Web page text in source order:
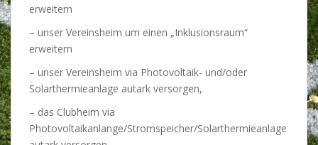
erweitern
– unser Vereinsheim um einen „Inklusionsraum“
erweitern
– unser Vereinsheim via Photovoltaik- und/oder
Solarthermieanlage autark versorgen,
– das Clubheim via
Photovoltaikanlange/Stromspeicher/Solarthermieanlage